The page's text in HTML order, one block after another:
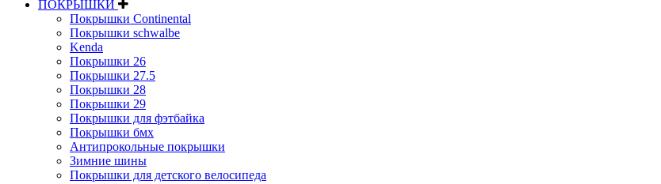
ПОКРЫШКИ
Покрышки Continental
Покрышки schwalbe
Kenda
Покрышки 26
Покрышки 27.5
Покрышки 28
Покрышки 29
Покрышки для фэтбайка
Покрышки бмх
Антипрокольные покрышки
Зимние шины
Покрышки для детского велосипеда